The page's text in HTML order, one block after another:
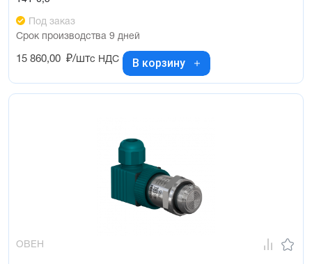
Под заказ
Срок производства 9 дней
15 860,00 ₽/штс НДС В корзину
ОВЕН